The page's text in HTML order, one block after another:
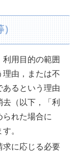
用目的の範囲
理由，または不
あるという理由
（以下，「利
られた場合に
。
求に応じる必要